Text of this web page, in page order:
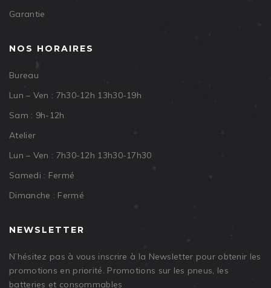
Garantie
NOS HORAIRES
Bureau
Lun – Ven : 7h30-12h 13h30-19h
Sam : 9h-12h
Atelier
Lun – Ven : 7h30-12h 13h30-17h30
Samedi : Fermé
Dimanche : Fermé
NEWSLETTER
N’hésitez pas à vous inscrire à la Newsletter pour obtenir les
promotions en priorité. Promotions sur les pneus, les
batteries et consommables